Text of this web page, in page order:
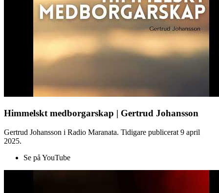
Himmelskt medborgarskap | Gertrud Johansson
Gertrud Johansson i Radio Maranata. Tidigare publicerat 9 april
2025.
Se på YouTube